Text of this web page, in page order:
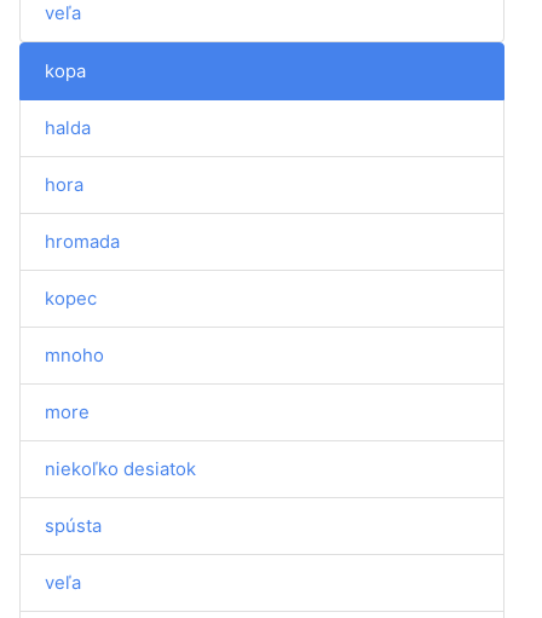
veľa
kopa
halda
hora
hromada
kopec
mnoho
more
niekoľko desiatok
spústa
veľa